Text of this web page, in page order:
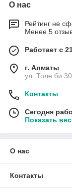
О нас
Рейтинг не
Менее 5
Работает с
г. Алматы
ул. Толе би
Контакты
Сегодня
Показать
О нас
Контакты